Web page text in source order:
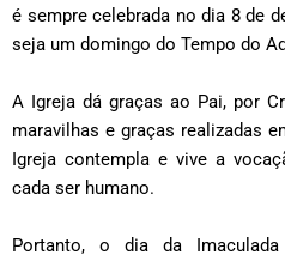
é sempre celebrada no dia 8 de
seja um domingo do Tempo do
A Igreja dá graças ao Pai, por
maravilhas e graças realizadas
Igreja contempla e vive a
cada ser humano.
Portanto, o dia da